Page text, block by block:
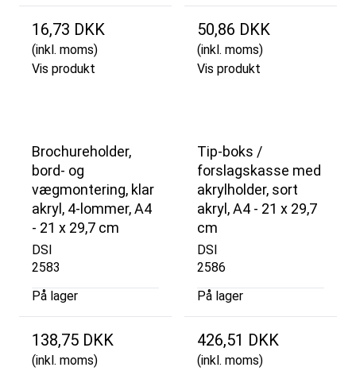
16,73 DKK
(inkl. moms)
Vis produkt
50,86 DKK
(inkl. moms)
Vis produkt
Brochureholder,
bord- og
vægmontering, klar
akryl, 4-lommer, A4
- 21 x 29,7 cm
DSI
2583
På lager
138,75 DKK
(inkl. moms)
Tip-boks /
forslagskasse med
akrylholder, sort
akryl, A4 - 21 x 29,7
cm
DSI
2586
På lager
426,51 DKK
(inkl. moms)